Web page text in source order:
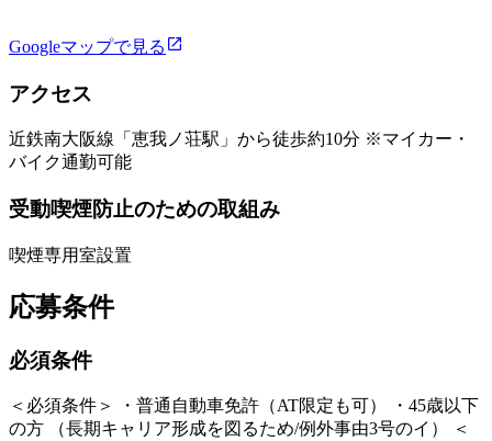
Googleマップで見る
アクセス
近鉄南大阪線「恵我ノ荘駅」から徒歩約10分 ※マイカー・
バイク通勤可能
受動喫煙防止のための取組み
喫煙専用室設置
応募条件
必須条件
＜必須条件＞ ・普通自動車免許（AT限定も可） ・45歳以下
の方 （長期キャリア形成を図るため/例外事由3号のイ） ＜